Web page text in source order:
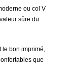
ou col V
sûre du
le bon imprimé,
que